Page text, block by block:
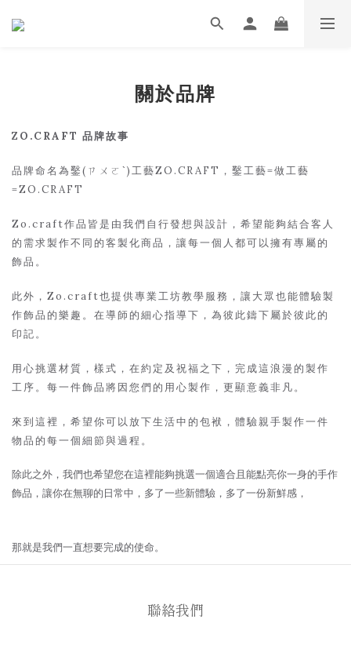
關於品牌
ZO.CRAFT 品牌故事
品牌命名為鑿(ㄗㄨㄛˋ)工藝ZO.CRAFT， 鑿工藝=做工藝
=ZO.CRAFT
Zo.craft作品皆是由我們自行發想與設計，希望能夠結合客人
的需求製作不同的客製化商品，讓每一個人都可以擁有專屬的
飾品。
此外，Zo.craft也提供專業工坊教學服務，讓大眾也能體驗製
作飾品的樂趣。在導師的細心指導下，為彼此鑄下屬於彼此的
印記。
用心挑選材質，樣式，在約定及祝福之下，完成這浪漫的製作
工序。每一件飾品將因您們的用心製作，更顯意義非凡。
來到這裡，希望你可以放下生活中的包袱，體驗親手製作一件
物品的每一個細節與過程。
除此之外，我們也希望您在這裡能夠挑選一個適合且能點亮你一身的手作
飾品，讓你在無聊的日常中，多了一些新體驗，多了一份新鮮感，
那就是我們一直想要完成的使命。
聯絡我們